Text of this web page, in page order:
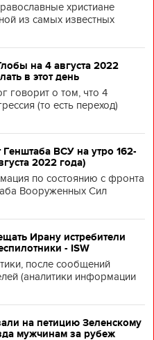
христиане
из самых известных
на 4 августа 2022
в этот день
говорит о том, что 4
(то есть переход)
ВСУ на утро 162-
2022 года)
по состоянию с фронта
Вооруженных Сил
Ирану истребители
- ISW
после сообщений
(аналитики информации
на петицию Зеленскому
мужчинам за рубеж